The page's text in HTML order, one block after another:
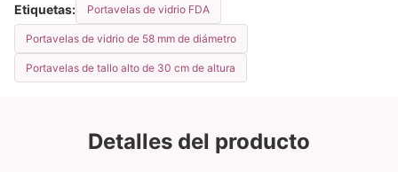
Etiquetas: Portavelas de vidrio FDA
Portavelas de vidrio de 58 mm de diámetro
Portavelas de tallo alto de 30 cm de altura
Detalles del producto